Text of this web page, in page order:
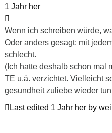
1 Jahr her
Wenn ich schreiben würde,
Oder anders gesagt: mit
schlecht.
(Ich hatte deshalb schon mal
TE u.ä. verzichtet. Vielleicht
gesundheit zuliebe wieder
Last edited 1 Jahr her by